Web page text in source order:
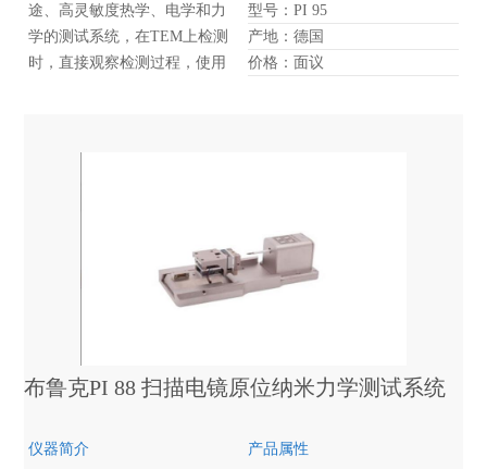
途、高灵敏度热学、电学和力
学的测试系统，在TEM上检测
时，直接观察检测过程，使用
与相应TEM视频之间实现时间
型号：PI 95
产地：德国
价格：面议
布鲁克PI 88 扫描电镜原位纳米力学测试系统
仪器简介
产品属性